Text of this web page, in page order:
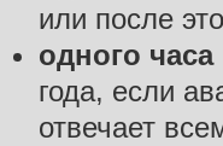
или после
одного часа
года, если
отвечает